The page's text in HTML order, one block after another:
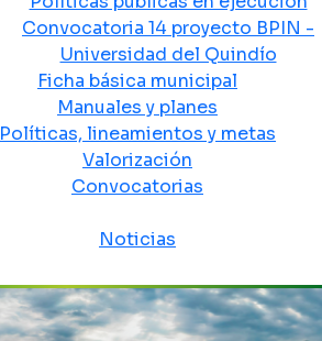
Convocatoria 14 proyecto BPIN -
Universidad del Quindío
Ficha básica municipal
Manuales y planes
Políticas, lineamientos y metas
Valorización
Convocatorias
Noticias